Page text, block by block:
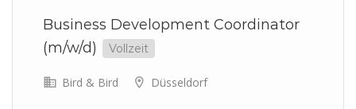
Business Development Coordinator
(m/w/d)
Vollzeit
Bird & Bird Düsseldorf